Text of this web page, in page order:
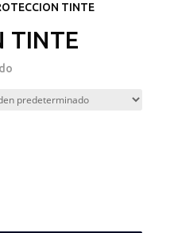
TINTE
TINTE